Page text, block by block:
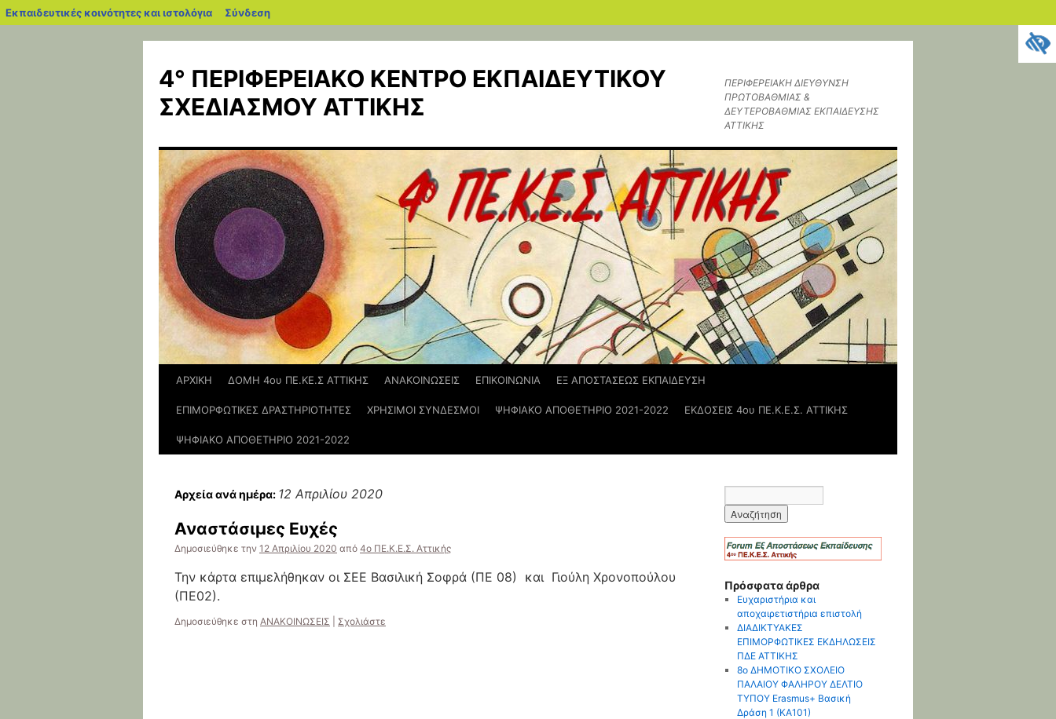
Εκπαιδευτικές κοινότητες και ιστολόγια blogs.sch.gr
Σύνδεση
περιεχόμενο
4° ΠΕΡΙΦΕΡΕΙΑΚΟ ΚΕΝΤΡΟ ΕΚΠΑΙΔΕΥΤΙΚΟΥ
ΣΧΕΔΙΑΣΜΟΥ ΑΤΤΙΚΗΣ
ΠΕΡΙΦΕΡΕΙΑΚΗ ΔΙΕΥΘΥΝΣΗ
ΠΡΩΤΟΒΑΘΜΙΑΣ &
ΔΕΥΤΕΡΟΒΑΘΜΙΑΣ ΕΚΠΑΙΔΕΥΣΗΣ
ΑΤΤΙΚΗΣ
ΑΡΧΙΚΗ ΔΟΜΗ 4ου ΠΕ.ΚΕ.Σ ΑΤΤΙΚΗΣ ΑΝΑΚΟΙΝΩΣΕΙΣ ΕΠΙΚΟΙΝΩΝΙΑ ΕΞ ΑΠΟΣΤΑΣΕΩΣ ΕΚΠΑΙΔΕΥΣΗ
ΕΠΙΜΟΡΦΩΤΙΚΕΣ ΔΡΑΣΤΗΡΙΟΤΗΤΕΣ ΧΡΗΣΙΜΟΙ ΣΥΝΔΕΣΜΟΙ ΨΗΦΙΑΚΟ ΑΠΟΘΕΤΗΡΙΟ 2021-2022 ΕΚΔΟΣΕΙΣ 4ου ΠΕ.Κ.Ε.Σ. ΑΤΤΙΚΗΣ
ΨΗΦΙΑΚΟ ΑΠΟΘΕΤΗΡΙΟ 2021-2022
Αρχεία ανά ημέρα: 12 Απριλίου 2020
Αναστάσιμες Ευχές
Δημοσιεύθηκε την 12 Απριλίου 2020 από 4ο ΠΕ.Κ.Ε.Σ. Αττικής
Την κάρτα επιμελήθηκαν οι ΣΕΕ Βασιλική Σοφρά (ΠΕ 08) και Γιούλη Χρονοπούλου
(ΠΕ02).
Δημοσιεύθηκε στη ΑΝΑΚΟΙΝΩΣΕΙΣ Σχολιάστε
Πρόσφατα άρθρα
Ευχαριστήρια και
αποχαιρετιστήρια επιστολή
ΔΙΑΔΙΚΤΥΑΚΕΣ
ΕΠΙΜΟΡΦΩΤΙΚΕΣ ΕΚΔΗΛΩΣΕΙΣ
ΠΔΕ ΑΤΤΙΚΗΣ
8o ΔΗΜΟΤΙΚΟ ΣΧΟΛΕΙΟ
ΠΑΛΑΙΟΥ ΦΑΛΗΡΟΥ ΔΕΛΤΙΟ
ΤΥΠΟΥ Erasmus+ Βασική
Δράση 1 (ΚΑ101)